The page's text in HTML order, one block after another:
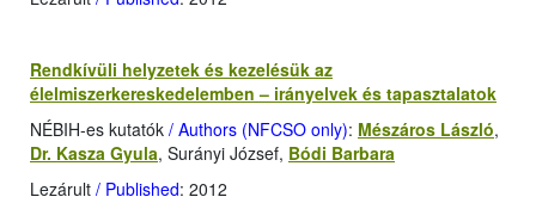
Rendkívüli helyzetek és kezelésük az
élelmiszerkereskedelemben – irányelvek és tapasztalatok
NÉBIH-es kutatók / Authors (NFCSO only): Mészáros László,
Dr. Kasza Gyula, Surányi József, Bódi Barbara
Lezárult / Published: 2012